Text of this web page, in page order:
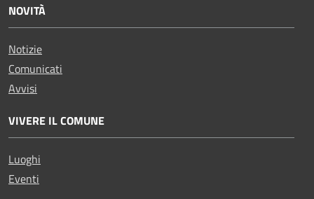
NOVITÀ
Notizie
Comunicati
Avvisi
VIVERE IL COMUNE
Luoghi
Eventi